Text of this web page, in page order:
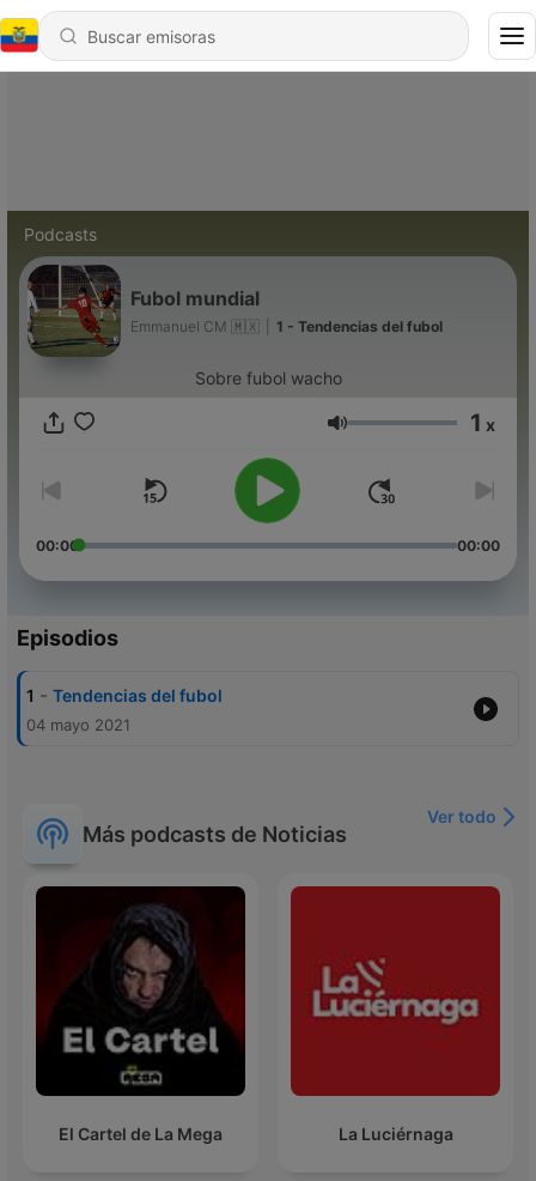
Podcasts
Fubol mundial
Emmanuel CM 🇲🇽 1 - Tendencias del fubol
Sobre fubol wacho
Volumen 1 x
00:00 00:00
Episodios
1 - Tendencias del fubol
04 mayo 2021
Más podcasts de Noticias
Ver todo
El Cartel de La Mega La Luciérnaga